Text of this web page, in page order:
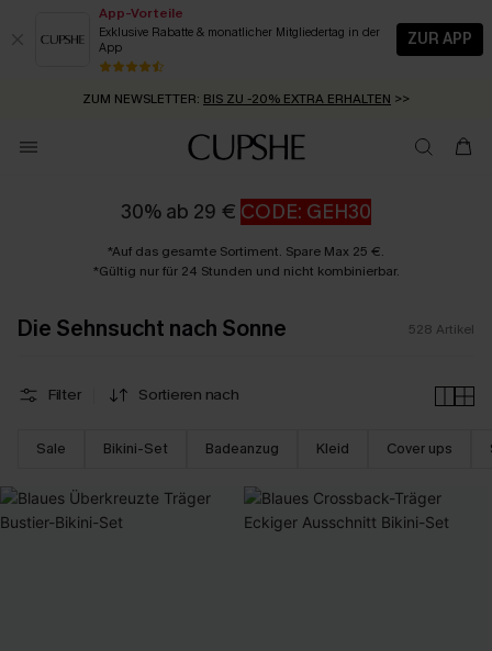
App-Vorteile
Exklusive Rabatte & monatlicher Mitgliedertag in der
App
ZUR APP
GRATIS MASSBAND MIT JEDEM SCHNELLVERSAND-ARTIKEL >>
SUMMER SALE:
ZUM NEWSLETTER: BIS ZU -20% EXTRA ERHALTEN >>
KOSTENLOSER VERSAND AB 89 €
30% ab 29 € CODE: GEH30
*Auf das gesamte Sortiment. Spare Max 25 €.
*Gültig nur für 24 Stunden und nicht kombinierbar.
Die Sehnsucht nach Sonne 528 Artikel
Filter Sortieren nach
Sale Bikini-Set Badeanzug Kleid Cover ups